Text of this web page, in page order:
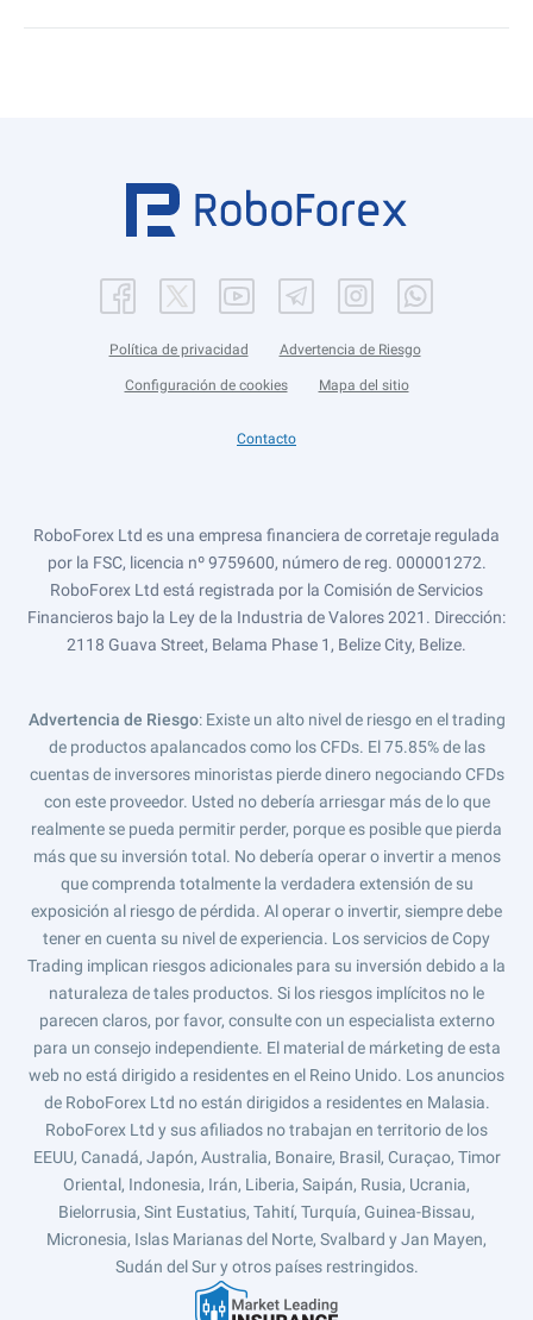
Política de privacidad Advertencia de Riesgo
Configuración de cookies Mapa del sitio
Contacto
RoboForex Ltd es una empresa financiera de corretaje regulada
por la FSC, licencia nº 9759600, número de reg. 000001272.
RoboForex Ltd está registrada por la Comisión de Servicios
Financieros bajo la Ley de la Industria de Valores 2021. Dirección:
2118 Guava Street, Belama Phase 1, Belize City, Belize.
Advertencia de Riesgo: Existe un alto nivel de riesgo en el trading
de productos apalancados como los CFDs. El 75.85% de las
cuentas de inversores minoristas pierde dinero negociando CFDs
con este proveedor. Usted no debería arriesgar más de lo que
realmente se pueda permitir perder, porque es posible que pierda
más que su inversión total. No debería operar o invertir a menos
que comprenda totalmente la verdadera extensión de su
exposición al riesgo de pérdida. Al operar o invertir, siempre debe
tener en cuenta su nivel de experiencia. Los servicios de Copy
Trading implican riesgos adicionales para su inversión debido a la
naturaleza de tales productos. Si los riesgos implícitos no le
parecen claros, por favor, consulte con un especialista externo
para un consejo independiente. El material de márketing de esta
web no está dirigido a residentes en el Reino Unido. Los anuncios
de RoboForex Ltd no están dirigidos a residentes en Malasia.
RoboForex Ltd y sus afiliados no trabajan en territorio de los
EEUU, Canadá, Japón, Australia, Bonaire, Brasil, Curaçao, Timor
Oriental, Indonesia, Irán, Liberia, Saipán, Rusia, Ucrania,
Bielorrusia, Sint Eustatius, Tahití, Turquía, Guinea-Bissau,
Micronesia, Islas Marianas del Norte, Svalbard y Jan Mayen,
Sudán del Sur y otros países restringidos.